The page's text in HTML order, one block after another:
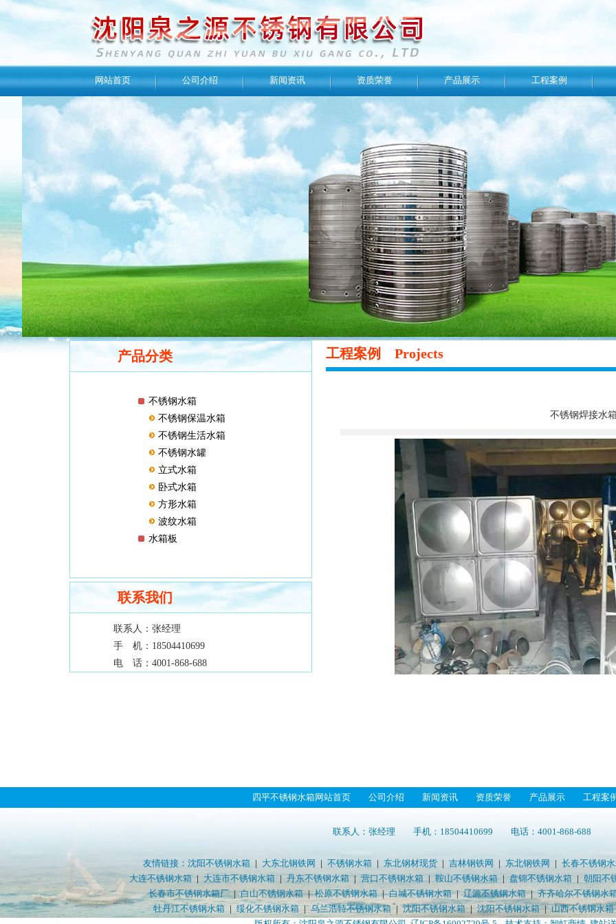
网站首页 公司介绍 新闻资讯 资质荣誉 产品展示 工程案例
产品分类
不锈钢水箱
不锈钢保温水箱
不锈钢生活水箱
不锈钢水罐
立式水箱
卧式水箱
方形水箱
波纹水箱
水箱板
联系我们
联系人： 张经理
手 机： 18504410699
电 话： 4001-868-688
工程案例 Projects
不锈钢焊接水
四平不锈钢水箱网站首页 公司介绍 新闻资讯 资质荣誉 产品展示 工程案
联系人：张经理 手机：18504410699 电话：4001-868-688
友情链接： 沈阳不锈钢水箱| 大东北钢铁网 | 不锈钢水箱| 东北钢材现货| 吉林钢铁网 | 东北钢铁网 | 长春不锈钢
大连不锈钢水箱 | 大连市不锈钢水箱 | 丹东不锈钢水箱| 营口不锈钢水箱 |鞍山不锈钢水箱 | 盘锦不锈钢水箱 | 朝阳不
长春市不锈钢水箱厂|白山不锈钢水箱|松原不锈钢水箱|白城不锈钢水箱|辽源不锈钢水箱|齐齐哈尔不锈钢水
牡丹江不锈钢水箱| 绥化不锈钢水箱|乌兰浩特不锈钢水箱|沈阳不锈钢水箱| 沈阳不锈钢水箱|山西不锈钢水箱